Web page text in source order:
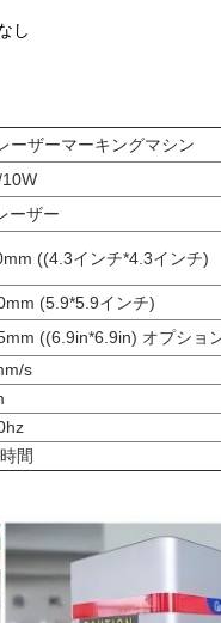
し
ーザーマーキングマシン
ーザー
((4.3インチ*4.3インチ)
(5.9*5.9インチ)
((6.9in*6.9in) オプショ
s
間